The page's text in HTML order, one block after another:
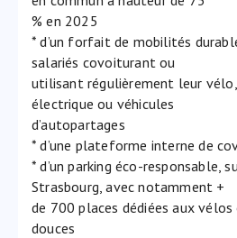
% en 2025
* d’un forfait de mobilités
salariés covoiturant ou
utilisant régulièrement leur
électrique ou véhicules
d’autopartages
* d’une plateforme interne de
* d’un parking éco-responsable,
Strasbourg, avec notamment +
de 700 places dédiées aux
douces